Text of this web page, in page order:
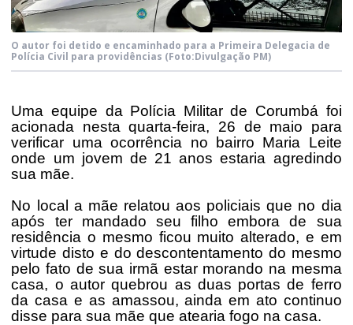
O autor foi detido e encaminhado para a Primeira Delegacia de
Polícia Civil para providências (Foto:Divulgação PM)
Uma equipe da Polícia Militar de Corumbá foi
acionada nesta quarta-feira, 26 de maio para
verificar uma ocorrência no bairro Maria Leite
onde um jovem de 21 anos estaria agredindo
sua mãe.
No local a mãe relatou aos policiais que no dia
após ter mandado seu filho embora de sua
residência o mesmo ficou muito alterado, e em
virtude disto e do descontentamento do mesmo
pelo fato de sua irmã estar morando na mesma
casa, o autor quebrou as duas portas de ferro
da casa e as amassou, ainda em ato continuo
disse para sua mãe que atearia fogo na casa.